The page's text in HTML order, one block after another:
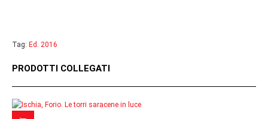
Tag: Ed. 2016
PRODOTTI COLLEGATI